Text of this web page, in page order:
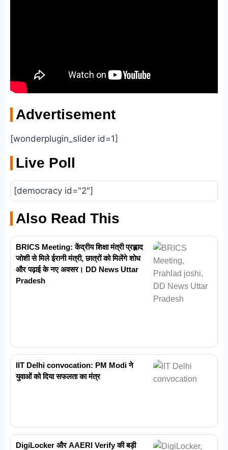
Advertisement
[wonderplugin_slider id=1]
Live Poll
[democracy id="2"]
Also Read This
BRICS Meeting: केंद्रीय शिक्षा मंत्री प्रह्लाद
जोशी से मिले ईरानी मंत्री, छात्रों को मिलेंगे शोध
और पढ़ाई के नए अवसर। DD News Uttar
Pradesh
IIT Delhi convocation: PM Modi ने
युवाओं को दिया सफलता का मंत्र
DigiLocker और AAERI Verify की बड़ी